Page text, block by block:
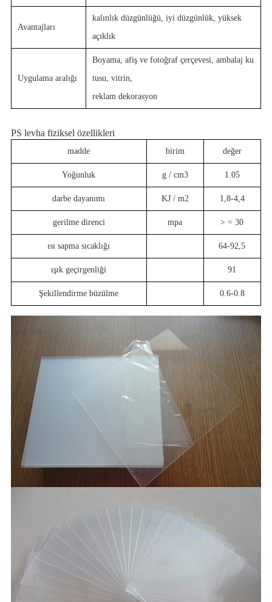
Avantajları
kalınlık düzgünlüğü, iyi düzgünlük, yüksek
açıklık
Uygulama aralığı
Boyama, afiş ve fotoğraf çerçevesi, ambalaj ku
tusu, vitrin,
reklam dekorasyon
PS levha fiziksel özellikleri
madde birim değer
Yoğunluk g / cm3 1.05
darbe dayanımı KJ / m2 1,8-4,4
gerilme direnci mpa > = 30
ısı sapma sıcaklığı 64-92,5
ışık geçirgenliği 91
Şekillendirme büzülme 0.6-0.8